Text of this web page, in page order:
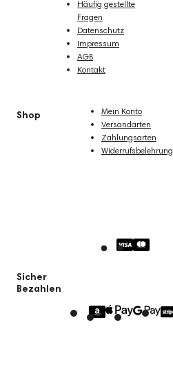
Häufig gestellte
Fragen
Datenschutz
Impressum
AGB
Kontakt
Shop
Mein Konto
Versandarten
Zahlungsarten
Widerrufsbelehrung
Sicher
Bezahlen